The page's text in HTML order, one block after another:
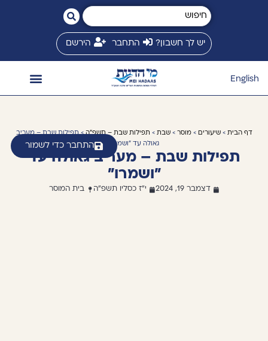
יש לך חשבון? התחבר הירשם
English
דף הבית >שיעורים >מוסר >שבת > תפילות שבת – תשפ"ה> תפילות שבת – מעריב
גאולה עד "ושמרו"
תפילות שבת – מעריב גאולה עד
"ושמרו"
דצמבר 19, 2024 י"ז כסליו תשפ"ה בית המוסר
התחבר כדי לשמור